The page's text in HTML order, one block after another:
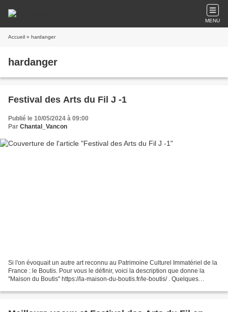
MENU
Accueil » hardanger
hardanger
Festival des Arts du Fil J -1
Publié le 10/05/2024 à 09:00
Par Chantal_Vancon
Si l'on évoquait un autre art reconnu au Patrimoine Culturel Immatériel de la
France : le Boutis. Pour vous le définir, voici la description que donne la
"Maison du Boutis" https://la-maison-du-boutis.fr/le-boutis/ . Quelques